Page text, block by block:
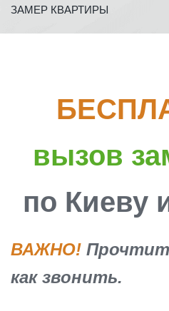
ЗАМЕР КВАРТИРЫ
вызов
по Киеву
ВАЖНО!
как звонить.